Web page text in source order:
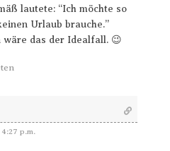
lautete: “Ich möchte so
Urlaub brauche.”
wäre das der Idealfall. 😉
4:27 p.m.